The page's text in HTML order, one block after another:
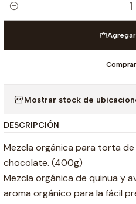
Cantidad
Agregar
Mostrar stock de
DESCRIPCIÓN
Mezcla orgánica para torta
chocolate. (400g)
Mezcla orgánica de quinua y
aroma orgánico para la fácil